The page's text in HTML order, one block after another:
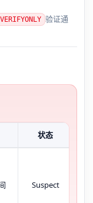
验证通
状态
Suspect